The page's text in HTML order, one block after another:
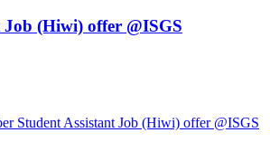
Job (Hiwi) offer @ISGS
Student Assistant Job (Hiwi) offer @ISGS